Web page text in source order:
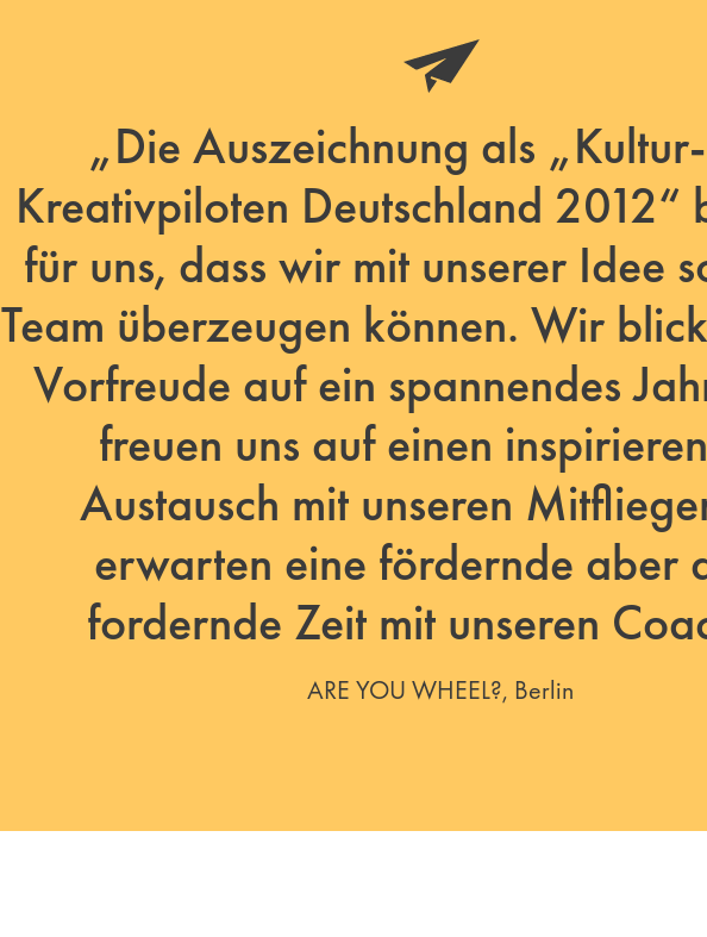
„Die Auszeichnung als
Kreativpiloten Deutschland 2012“
für uns, dass wir mit unserer Idee
Team überzeugen können. Wir
Vorfreude auf ein spannendes
freuen uns auf einen
Austausch mit unseren
erwarten eine fördernde aber
fordernde Zeit mit unseren
ARE YOU WHEEL?, Berlin